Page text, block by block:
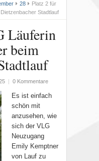
28
Platz 2 für
Stadtlauf
Läuferin
beim
0 Kommentare
Es ist einfach
schön mit
anzusehen, wie
sich der VLG
Neuzugang
Emily Kemptner
von Lauf zu